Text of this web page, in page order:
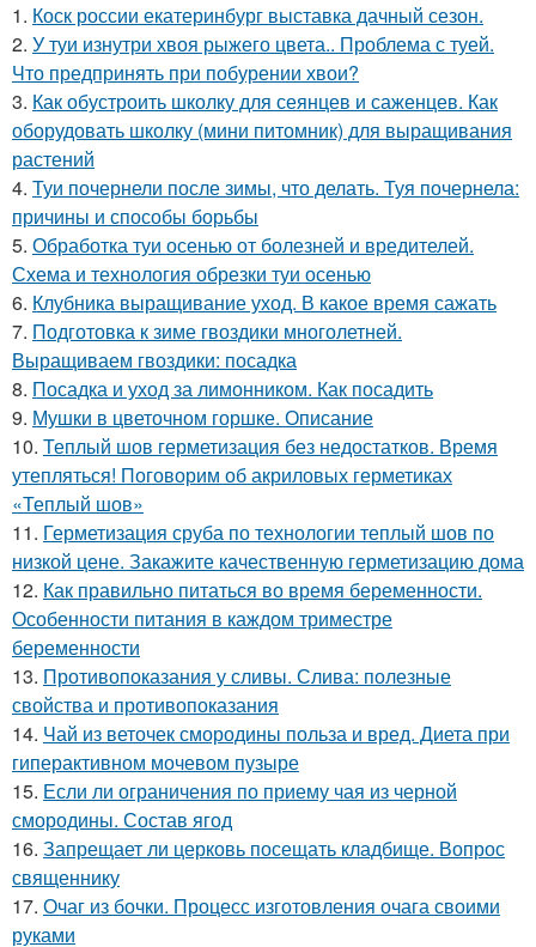
1. Коск россии екатеринбург выставка дачный сезон.
2. У туи изнутри хвоя рыжего цвета.. Проблема с туей.
Что предпринять при побурении хвои?
3. Как обустроить школку для сеянцев и саженцев. Как
оборудовать школку (мини питомник) для выращивания
растений
4. Туи почернели после зимы, что делать. Туя почернела:
причины и способы борьбы
5. Обработка туи осенью от болезней и вредителей.
Схема и технология обрезки туи осенью
6. Клубника выращивание уход. В какое время сажать
7. Подготовка к зиме гвоздики многолетней.
Выращиваем гвоздики: посадка
8. Посадка и уход за лимонником. Как посадить
9. Мушки в цветочном горшке. Описание
10. Теплый шов герметизация без недостатков. Время
утепляться! Поговорим об акриловых герметиках
«Теплый шов»
11. Герметизация сруба по технологии теплый шов по
низкой цене. Закажите качественную герметизацию дома
12. Как правильно питаться во время беременности.
Особенности питания в каждом триместре
беременности
13. Противопоказания у сливы. Слива: полезные
свойства и противопоказания
14. Чай из веточек смородины польза и вред. Диета при
гиперактивном мочевом пузыре
15. Если ли ограничения по приему чая из черной
смородины. Состав ягод
16. Запрещает ли церковь посещать кладбище. Вопрос
священнику
17. Очаг из бочки. Процесс изготовления очага своими
руками